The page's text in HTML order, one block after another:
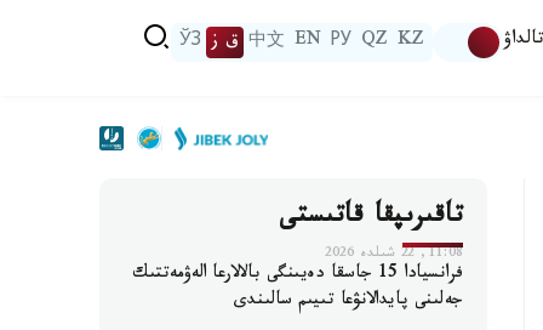
تالداۋ KZ
QZ
РУ
EN
中文 ق ز ЎЗ
تاقىرىپقا قاتىستى
11:08, 22 شىلدە 2026
فرانسيادا 15 جاسقا دەيىنگى بالالارعا الەۋمەتتىك
جەلىنى پايدالانۋعا تىيىم سالىندى